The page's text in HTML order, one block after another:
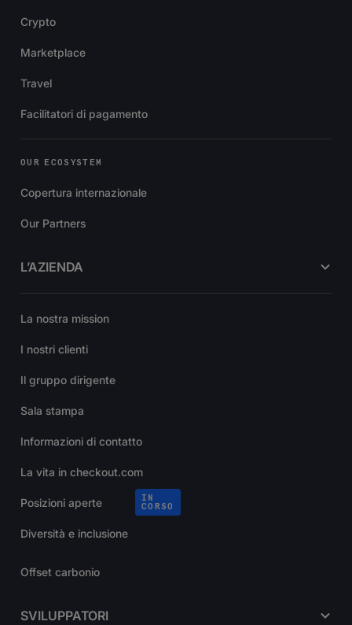
Crypto
Marketplace
Travel
Facilitatori di pagamento
OUR ECOSYSTEM
Copertura internazionale
Our Partners
L’AZIENDA
La nostra mission
I nostri clienti
Il gruppo dirigente
Sala stampa
Informazioni di contatto
La vita in checkout.com
Posizioni aperte
IN
CORSO
Diversità e inclusione
Offset carbonio
SVILUPPATORI